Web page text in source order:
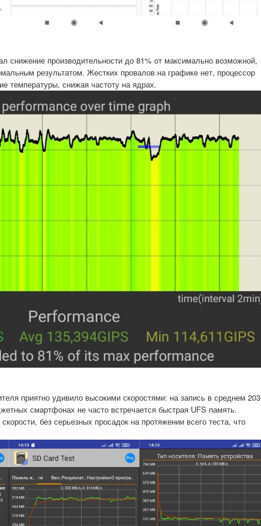
снижение производительности до 81% от максимально возможной,
результатом. Жестких провалов на графике нет, процессор
температуры, снижая частоту на ядрах.
приятно удивило высокими скоростями: на запись в среднем 203
смартфонах не часто встречается быстрая UFS память.
без серьезных просадок на протяжении всего теста, что